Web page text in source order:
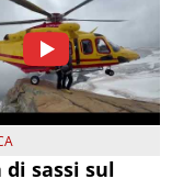
di sassi sul